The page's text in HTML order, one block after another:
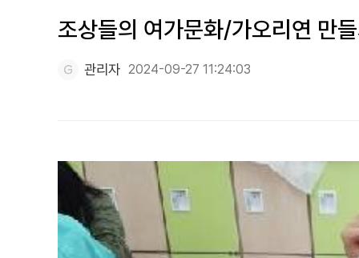
조상들의 여가문화/가오리연 만
관리자 2024-09-27 11:24:03